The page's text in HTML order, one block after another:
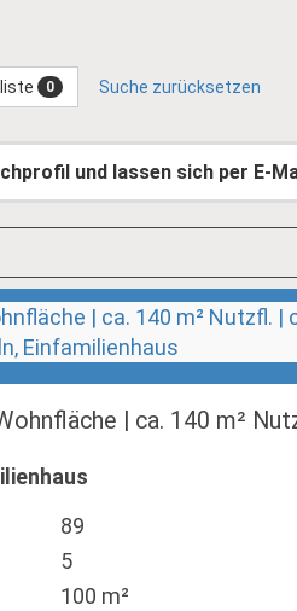
0 Suche zurücksetzen
und lassen sich per E-
| ca. 140 m²
89
5
100 m²